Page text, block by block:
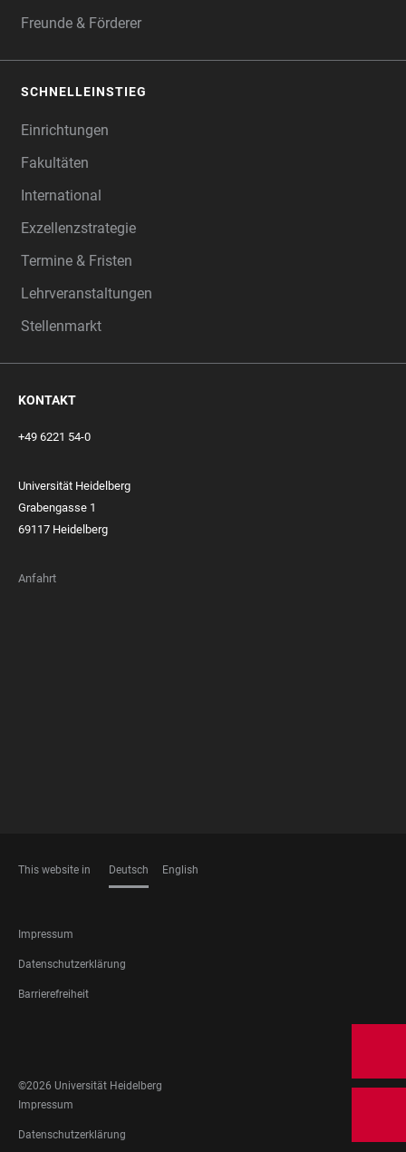
Freunde & Förderer
SCHNELLEINSTIEG
Einrichtungen
Fakultäten
International
Exzellenzstrategie
Termine & Fristen
Lehrveranstaltungen
Stellenmarkt
KONTAKT
+49 6221 54-0
Universität Heidelberg
Grabengasse 1
69117 Heidelberg
Anfahrt
This website in Deutsch English
FOOTER
LEGAL
Impressum
Datenschutzerklärung
Barrierefreiheit
MEDIA
©2026 Universität Heidelberg
FOOTER
LEGAL
Impressum
Datenschutzerklärung